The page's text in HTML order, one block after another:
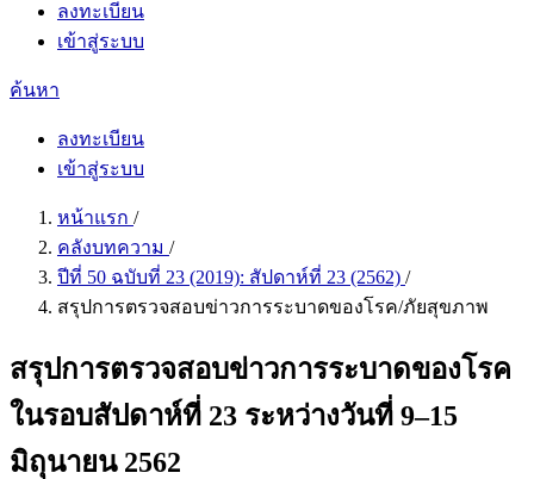
ลงทะเบียน
เข้าสู่ระบบ
ค้นหา
ลงทะเบียน
เข้าสู่ระบบ
หน้าแรก /
คลังบทความ /
ปีที่ 50 ฉบับที่ 23 (2019): สัปดาห์ที่ 23 (2562) /
สรุปการตรวจสอบข่าวการระบาดของโรค/ภัยสุขภาพ
สรุปการตรวจสอบข่าวการระบาดของโรค
ในรอบสัปดาห์ที่ 23 ระหว่างวันที่ 9–15
มิถุนายน 2562